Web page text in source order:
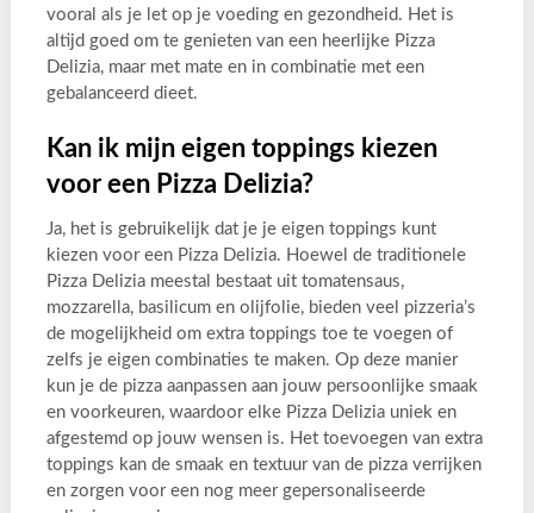
vooral als je let op je voeding en gezondheid. Het is
altijd goed om te genieten van een heerlijke Pizza
Delizia, maar met mate en in combinatie met een
gebalanceerd dieet.
Kan ik mijn eigen toppings kiezen
voor een Pizza Delizia?
Ja, het is gebruikelijk dat je je eigen toppings kunt
kiezen voor een Pizza Delizia. Hoewel de traditionele
Pizza Delizia meestal bestaat uit tomatensaus,
mozzarella, basilicum en olijfolie, bieden veel pizzeria’s
de mogelijkheid om extra toppings toe te voegen of
zelfs je eigen combinaties te maken. Op deze manier
kun je de pizza aanpassen aan jouw persoonlijke smaak
en voorkeuren, waardoor elke Pizza Delizia uniek en
afgestemd op jouw wensen is. Het toevoegen van extra
toppings kan de smaak en textuur van de pizza verrijken
en zorgen voor een nog meer gepersonaliseerde